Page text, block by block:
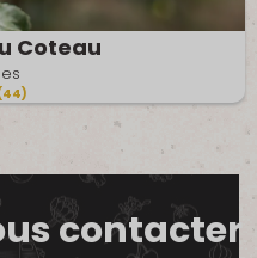
Coteau
contacter